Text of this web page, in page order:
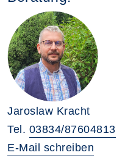
Jaroslaw Kracht
Tel. 03834/87604813
E-Mail schreiben